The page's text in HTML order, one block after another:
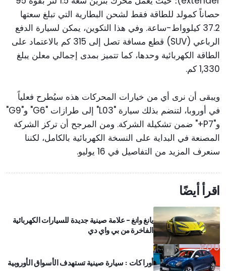
حصاناً كمولد للطاقة فقط لشحن البطارية التي تبلغ سعتها
37.2 كيلوواط-ساعة. وفي هذا التكوين، يمكن لسيارة الدفع
الرباعي (SUV) قطع مسافة تصل إلى 315 كم بالاعتماد على
الطاقة الكهربائية وحدها، كما تتميز بمدى إجمالي معلن يبلغ
1,330 كم.
ويبقى أن نرى أي من خيارات المحركات هذه سيُطرح فعلياً
في أوروبا، لتنضم بذلك سيارة "L03" إلى طرازات "G6" و"G9"
و"P7+" ضمن تشكيلة الشركة. ومن المرجح أن تركز الشركة
المصنعة في البداية على النسخة الكهربائية بالكامل، لكننا
سنعرف المزيد من التفاصيل في 16 يوليو.
اقرأ أيضًا
يانغ وانغ – علامة صينية جديدة للسيارات الكهربائية
الفاخرة من بي واي دي
أورا كات : سيارة صينية تستهدف الأسواق الأوروبية